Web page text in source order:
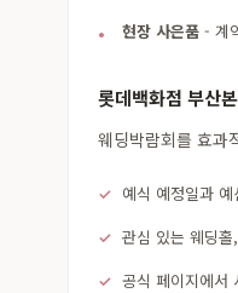
현장 사은품 - 계
롯데백화점 부산
웨딩박람회를 효과
예식 예정일과
관심 있는 웨딩
공식 페이지에서